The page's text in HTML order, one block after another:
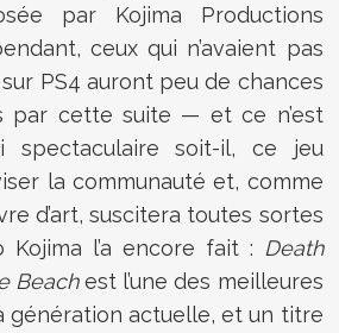
par Kojima Productions
ceux qui n’avaient pas
PS4 auront peu de chances
par cette suite — et ce n’est
spectaculaire soit-il, ce jeu
la communauté et, comme
d’art, suscitera toutes sortes
Kojima l’a encore fait : Death
Beachest l’une des meilleures
génération actuelle, et un titre